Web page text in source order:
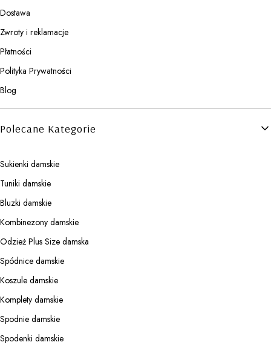
Dostawa
Zwroty i reklamacje
Płatności
Polityka Prywatności
Blog
Polecane Kategorie
Sukienki damskie
Tuniki damskie
Bluzki damskie
Kombinezony damskie
Odzież Plus Size damska
Spódnice damskie
Koszule damskie
Komplety damskie
Spodnie damskie
Spodenki damskie